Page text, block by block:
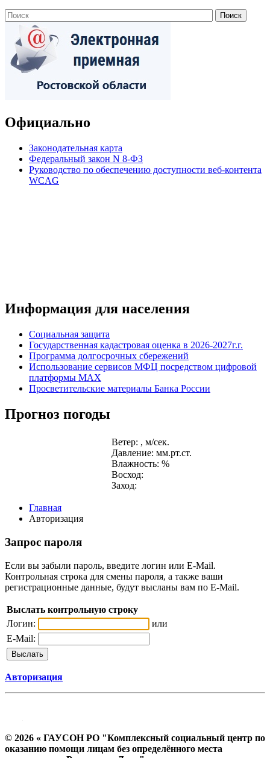
Официально
Законодательная карта
Федеральный закон N 8-ФЗ
Руководство по обеспечению доступности веб-контента
WCAG
Информация для населения
Социальная защита
Государственная кадастровая оценка в 2026-2027г.г.
Программа долгосрочных сбережений
Использование сервисов МФЦ посредством цифровой
платформы MAX
Просветительские материалы Банка России
Прогноз погоды
Ветер: , м/сек.
Давление: мм.рт.ст.
Влажность: %
Восход:
Заход:
Главная
Авторизация
Запрос пароля
Если вы забыли пароль, введите логин или E-Mail.
Контрольная строка для смены пароля, а также ваши
регистрационные данные, будут высланы вам по E-Mail.
Выслать контрольную строку
Логин:
или
E-Mail:
Авторизация
© 2026 « ГАУСОН РО "Комплексный социальный центр по
оказанию помощи лицам без определённого места